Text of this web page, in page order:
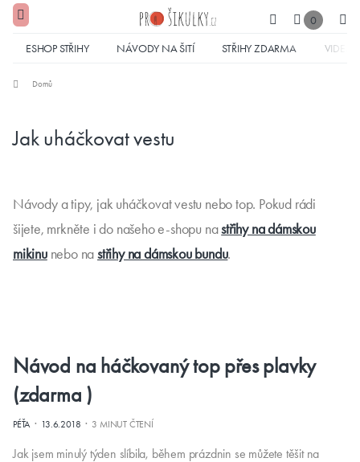
0
ESHOP STŘIHY NÁVODY NA ŠITÍ STŘIHY ZDARMA VIDEA
Domů
Jak uháčkovat vestu
Návody a tipy, jak uháčkovat vestu nebo top. Pokud rádi
šijete, mrkněte i do našeho e-shopu nastřihy na dámskou
mikinunebo nastřihy na dámskou bundu.
Návod na háčkovaný top přes plavky
(zdarma )
PÉŤA· 13.6.2018 · 3 MINUT ČTENÍ
Jak jsem minulý týden slíbila, během prázdnin se můžete těšit na